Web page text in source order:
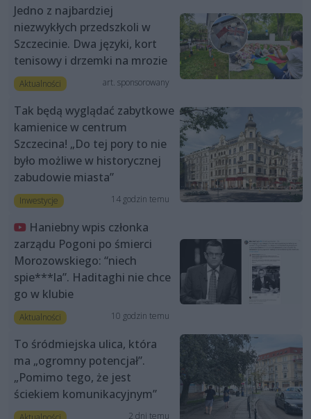
Jedno z najbardziej
niezwykłych przedszkoli w
Szczecinie. Dwa języki, kort
tenisowy i drzemki na mrozie
Aktualności art. sponsorowany
Tak będą wyglądać zabytkowe
kamienice w centrum
Szczecina! „Do tej pory to nie
było możliwe w historycznej
zabudowie miasta”
Inwestycje 14 godzin temu
Haniebny wpis członka
zarządu Pogoni po śmierci
Morozowskiego: “niech
spie***la”. Haditaghi nie chce
go w klubie
Aktualności 10 godzin temu
To śródmiejska ulica, która
ma „ogromny potencjał”.
„Pomimo tego, że jest
ściekiem komunikacyjnym”
2 dni temu